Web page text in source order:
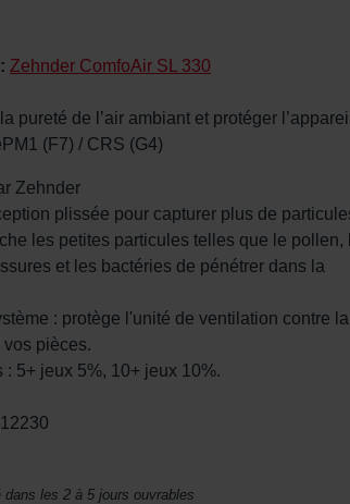
Zehnder ComfoAir SL 330
pureté de l’air ambiant et protéger
(F7) / CRS (G4)
Zehnder
plissée pour capturer plus de
les petites particules telles que le pollen,
et les bactéries de pénétrer dans la
: protège l'unité de ventilation contre la
pièces.
5+ jeux 5%, 10+ jeux 10%.
les 2 à 5 jours ouvrables